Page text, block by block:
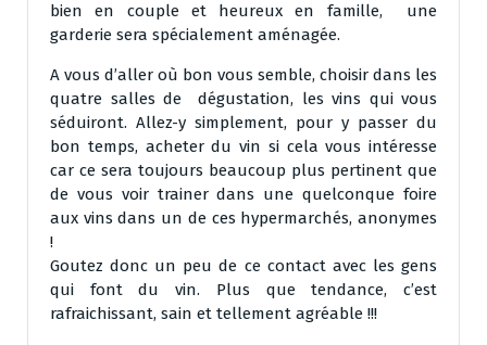
bien en couple et heureux en famille, une
garderie sera spécialement aménagée.
A vous d’aller où bon vous semble, choisir dans les
quatre salles de dégustation, les vins qui vous
séduiront. Allez-y simplement, pour y passer du
bon temps, acheter du vin si cela vous intéresse
car ce sera toujours beaucoup plus pertinent que
de vous voir trainer dans une quelconque foire
aux vins dans un de ces hypermarchés, anonymes
!
Goutez donc un peu de ce contact avec les gens
qui font du vin. Plus que tendance, c’est
rafraichissant, sain et tellement agréable !!!